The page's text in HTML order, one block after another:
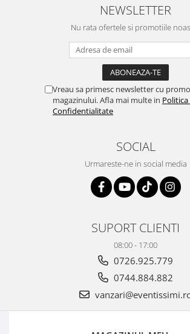
NEWSLETTER
Nu rata ofertele si promotiile
Vreau sa primesc newsletter cu
magazinului. Afla mai multe in Politica
Confidentialitate
SOCIAL
Urmareste-ne in social media
SUPORT CLIENTI
08:00 - 17:00
0726.925.779
0744.884.882